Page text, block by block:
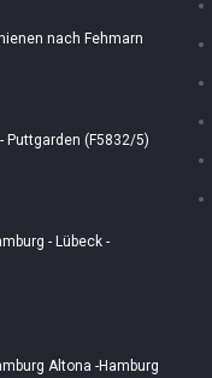
nach Fehmarn
Puttgarden (F5832/5)
- Lübeck -
Altona -Hamburg